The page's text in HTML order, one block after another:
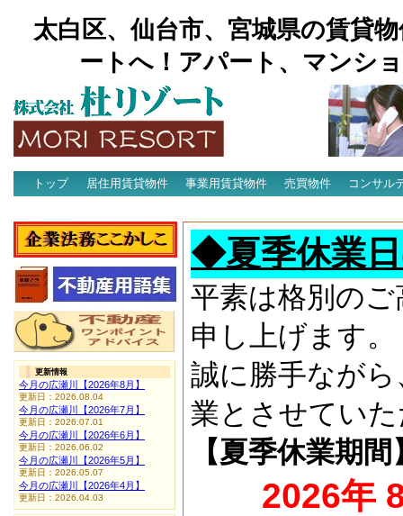
太白区、仙台市、宮城県の賃貸
ートへ！アパート、マンシ
トップ 居住用賃貸物件 事業用賃貸物件 売買物件
コンサル
◆夏季休業
平素は格別の
申し上げます。
誠に勝手なが
業とさせてい
【夏季休業期間
2026年
更新情報
今月の広瀬川【2026年8月】
更新日：2026.08.04
今月の広瀬川【2026年7月】
更新日：2026.07.01
今月の広瀬川【2026年6月】
更新日：2026.06.02
今月の広瀬川【2026年5月】
更新日：2026.05.07
今月の広瀬川【2026年4月】
更新日：2026.04.03